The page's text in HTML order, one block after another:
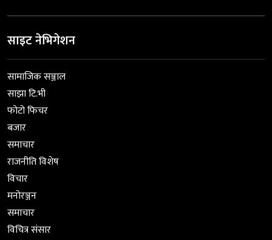
साइट नेभिगेशन
सामाजिक सञ्जाल
साझा टि.भी
फोटो फिचर
बजार
समाचार
राजनीति विशेष
विचार
मनोरञ्जन
समाचार
विचित्र संसार